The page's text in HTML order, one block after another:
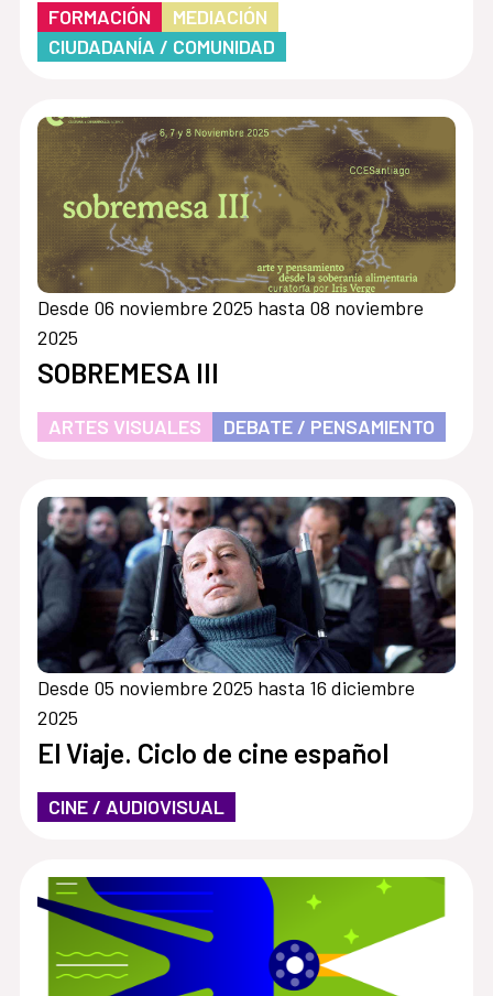
FORMACIÓN
MEDIACIÓN
CIUDADANÍA / COMUNIDAD
Desde 06 noviembre 2025 hasta 08 noviembre
2025
SOBREMESA III
ARTES VISUALES DEBATE / PENSAMIENTO
Desde 05 noviembre 2025 hasta 16 diciembre
2025
El Viaje. Ciclo de cine español
CINE / AUDIOVISUAL